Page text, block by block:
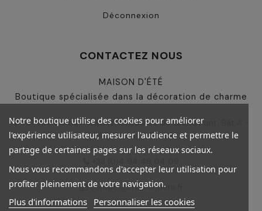
Notre boutique utilise des cookies pour améliorer
l'expérience utilisateur, mesurer l'audience et permettre le
partage de certaines pages sur les réseaux sociaux.
Nous vous recommandons d'accepter leur utilisation pour
profiter pleinement de votre navigation.
Plus d'informations Personnaliser les cookies
Déconnexion
CONTACTEZ NOUS
MAISON D'ÉTÉ
Boutique spécialisée dans la décoration de charme
501, Avenue de l'Héliport, Résidence du Grand Pont, Bât A -
83310 Grimaud, France
contact@maisondete.fr